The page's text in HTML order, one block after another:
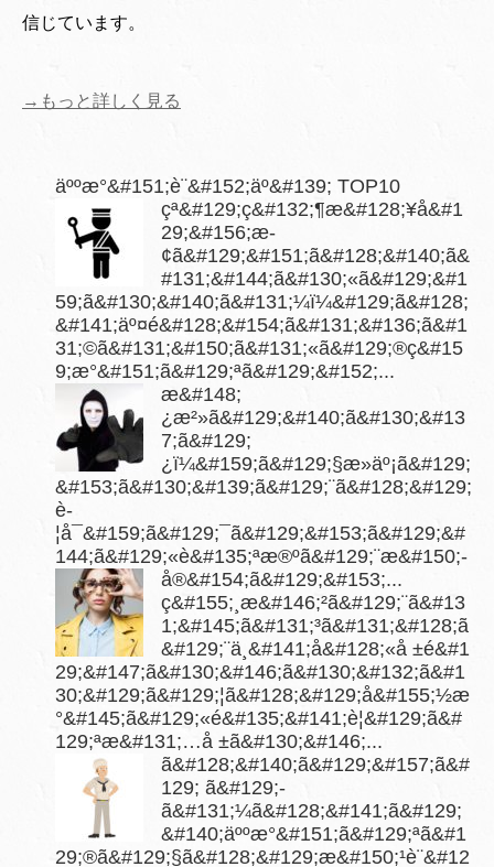
信じています。
→もっと詳しく見る
äººæ°&#151;è¨&#152;äº&#139; TOP10
çª&#129;ç&#132;¶æ&#128;¥å&#1
29;&#156;æ­
¢ã&#129;&#151;ã&#128;&#140;ã&
#131;&#144;ã&#130;«ã&#129;&#1
59;ã&#130;&#140;ã&#131;¼ï¼&#129;ã&#128;
&#141;äº¤é&#128;&#154;ã&#131;&#136;ã&#1
31;©ã&#131;&#150;ã&#131;«ã&#129;®ç&#15
9;­æ°&#151;ã&#129;ªã&#129;&#152;...
æ&#148;
¿æ²»ã&#129;&#140;ã&#130;&#13
7;ã&#129;
¿ï¼&#159;ã&#129;§æ­»äº¡ã&#129;
&#153;ã&#130;&#139;ã&#129;¨ã&#128;&#129;
è­
¦å¯&#159;ã&#129;¯ã&#129;&#153;ã&#129;&#
144;ã&#129;«è&#135;ªæ®ºã&#129;¨æ&#150;­
å®&#154;ã&#129;&#153;...
ç&#155;¸æ&#146;²ã&#129;¨ã&#13
1;&#145;ã&#131;³ã&#131;&#128;ã
&#129;¨ä¸&#141;å&#128;«å ±é&#1
29;&#147;ã&#130;&#146;ã&#130;&#132;ã&#1
30;&#129;ã&#129;¦ã&#128;&#129;å&#155;½æ
°&#145;ã&#129;«é&#135;&#141;è¦&#129;ã&#
129;ªæ&#131;…å ±ã&#130;&#146;...
ã&#128;&#140;ã&#129;&#157;ã&#
129; ã&#129;­
ã&#131;¼ã&#128;&#141;ã&#129;
&#140;äººæ°&#151;ã&#129;ªã&#1
29;®ã&#129;§ã&#128;&#129;æ&#150;¹è¨&#12